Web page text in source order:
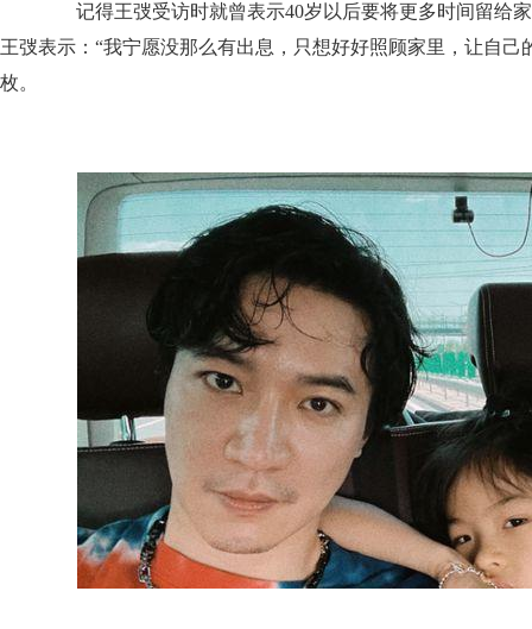
记得王弢受访时就曾表示40岁以后要将更多时间留给
王弢表示：“我宁愿没那么有出息，只想好好照顾家里，让自
枚。